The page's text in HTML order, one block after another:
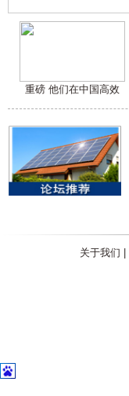
重磅 他们在中国高效
关于我们